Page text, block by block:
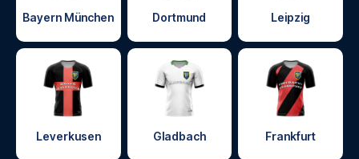
Bayern München Dortmund Leipzig
Leverkusen Gladbach Frankfurt